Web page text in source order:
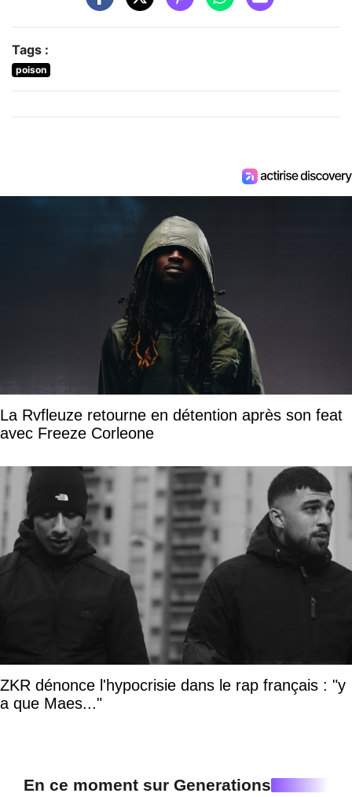
Tags :
poison
La Rvfleuze retourne en détention après son feat
avec Freeze Corleone
ZKR dénonce l'hypocrisie dans le rap français : "y
a que Maes..."
En ce moment sur Generations